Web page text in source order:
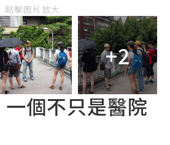
點擊圖片放大
+2
個不只是醫院